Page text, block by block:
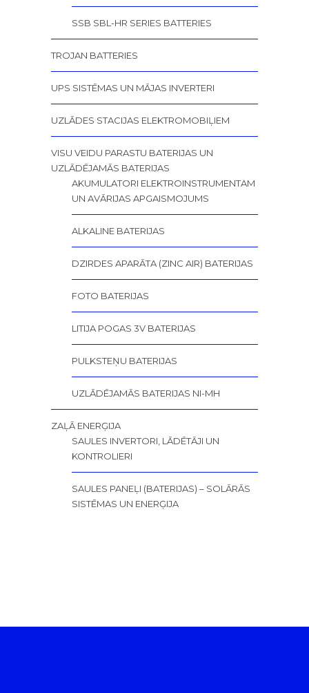
SSB SBL-HR SERIES BATTERIES
TROJAN BATTERIES
UPS SISTĒMAS UN MĀJAS INVERTERI
UZLĀDES STACIJAS ELEKTROMOBIĻIEM
VISU VEIDU PARASTU BATERIJAS UN
UZLĀDĒJAMĀS BATERIJAS
AKUMULATORI ELEKTROINSTRUMENTAM
UN AVĀRIJAS APGAISMOJUMS
ALKALINE BATERIJAS
DZIRDES APARĀTA (ZINC AIR) BATERIJAS
FOTO BATERIJAS
LITIJA POGAS 3V BATERIJAS
PULKSTEŅU BATERIJAS
UZLĀDĒJAMĀS BATERIJAS NI-MH
ZAĻĀ ENERĢIJA
SAULES INVERTORI, LĀDĒTĀJI UN
KONTROLIERI
SAULES PANEĻI (BATERIJAS) – SOLĀRĀS
SISTĒMAS UN ENERĢIJA